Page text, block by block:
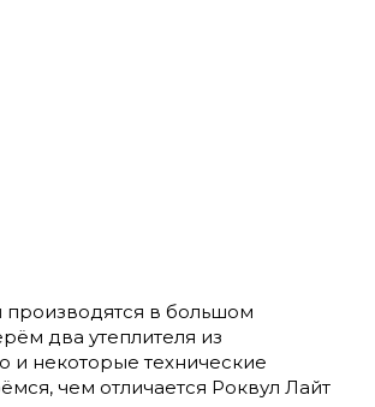
производятся в большом
два утеплителя из
и некоторые технические
чем отличается Роквул Лайт